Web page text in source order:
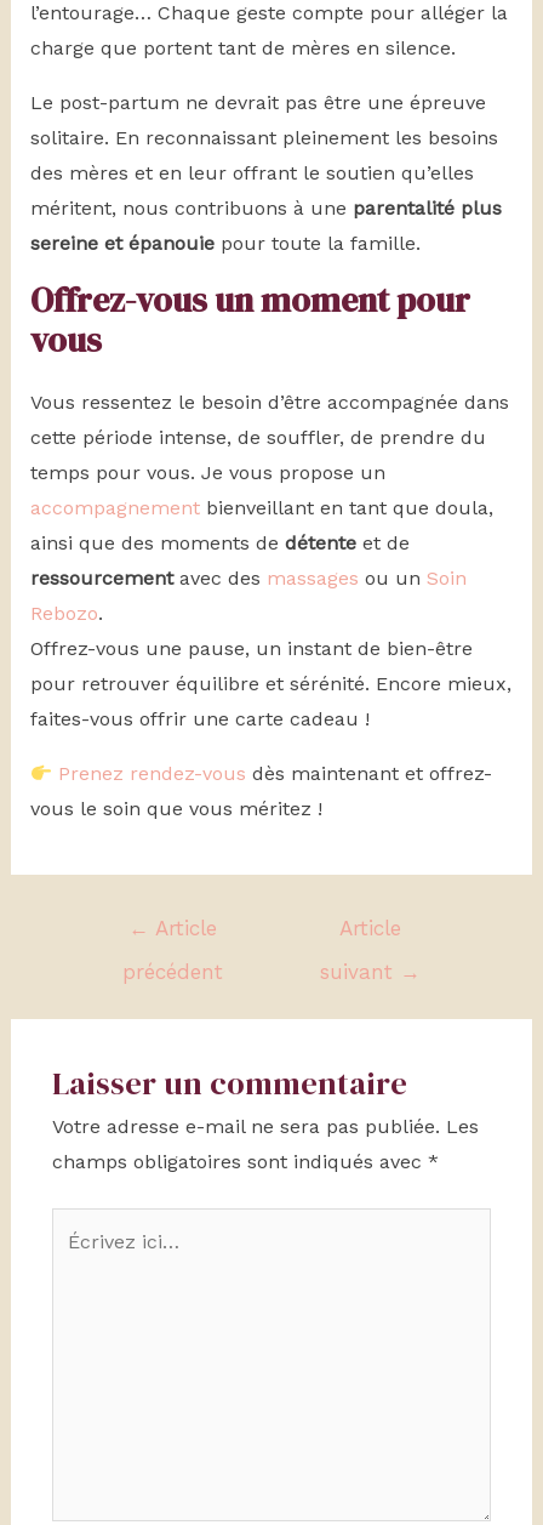
l’entourage… Chaque geste compte pour alléger la
charge que portent tant de mères en silence.
Le post-partum ne devrait pas être une épreuve
solitaire. En reconnaissant pleinement les besoins
des mères et en leur offrant le soutien qu’elles
méritent, nous contribuons à une parentalité plus
sereine et épanouie pour toute la famille.
Offrez-vous un moment pour
vous
Vous ressentez le besoin d’être accompagnée dans
cette période intense, de souffler, de prendre du
temps pour vous. Je vous propose un
accompagnement bienveillant en tant que doula,
ainsi que des moments de détente et de
ressourcement avec des massages ou un Soin
Rebozo.
Offrez-vous une pause, un instant de bien-être
pour retrouver équilibre et sérénité. Encore mieux,
faites-vous offrir une carte cadeau !
Prenez rendez-vous dès maintenant et offrez-
vous le soin que vous méritez !
← Article
précédent
Article
suivant →
Laisser un commentaire
Votre adresse e-mail ne sera pas publiée. Les
champs obligatoires sont indiqués avec *